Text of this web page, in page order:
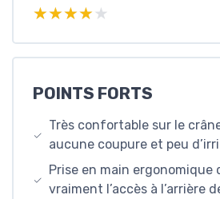
★★★★★
★★★★★
POINTS FORTS
Très confortable sur le
aucune coupure et peu
Prise en main
vraiment l’accès à l’arrière